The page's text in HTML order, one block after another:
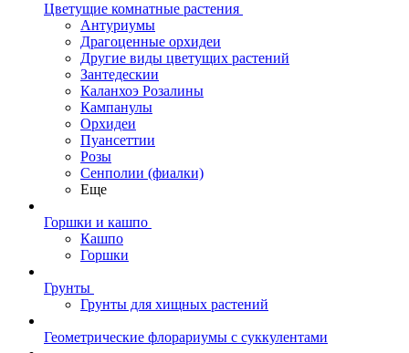
Цветущие комнатные растения
Антуриумы
Драгоценные орхидеи
Другие виды цветущих растений
Зантедескии
Каланхоэ Розалины
Кампанулы
Орхидеи
Пуансеттии
Розы
Сенполии (фиалки)
Еще
Горшки и кашпо
Кашпо
Горшки
Грунты
Грунты для хищных растений
Геометрические флорариумы с суккулентами